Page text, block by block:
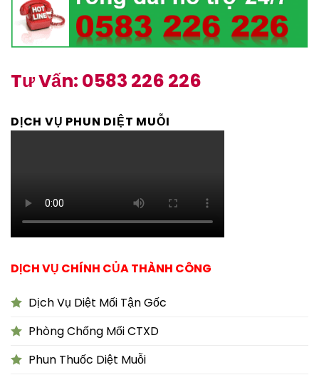
Tư Vấn: 0583 226 226
DỊCH VỤ PHUN DIỆT MUỖI
DỊCH VỤ CHÍNH CỦA THÀNH CÔNG
Dịch Vụ Diệt Mối Tận Gốc
Phòng Chống Mối CTXD
Phun Thuốc Diệt Muỗi